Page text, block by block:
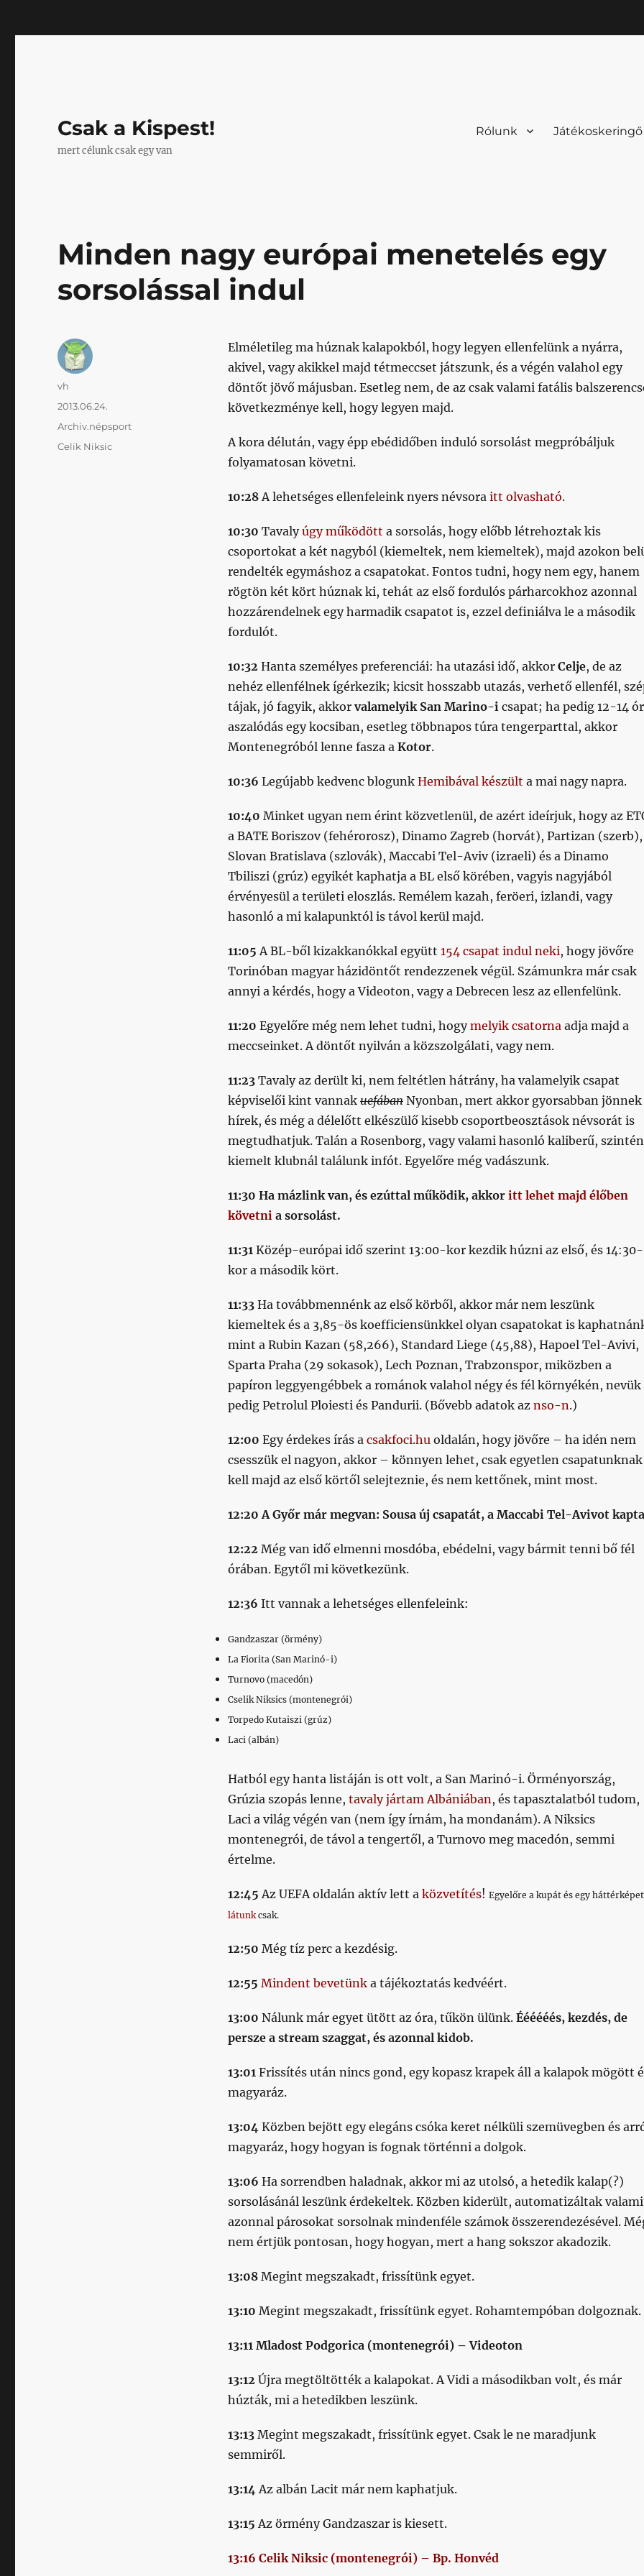
Csak a Kispest!
mert célunk csak egy van
Rólunk Játékoskeringő
Minden nagy európai menetelés egy
sorsolással indul
Elméletileg ma húznak kalapokból, hogy legyen ellenfelünk a nyárra,
akivel, vagy akikkel majd tétmeccset játszunk, és a végén valahol egy
döntőt jövő májusban. Esetleg nem, de az csak valami fatális
következménye kell, hogy legyen majd.
A kora délután, vagy épp ebédidőben induló sorsolást megpróbáljuk
folyamatosan követni.
10:28A lehetséges ellenfeleink nyers névsora itt olvasható.
10:30 Tavalyúgy működött a sorsolás, hogy előbb létrehoztak kis
csoportokat a két nagyból (kiemeltek, nem kiemeltek), majd azokon
rendelték egymáshoz a csapatokat. Fontos tudni, hogy nem egy, hanem
rögtön két kört húznak ki, tehát az első fordulós párharcokhoz azonnal
hozzárendelnek egy harmadik csapatot is, ezzel definiálva le a második
fordulót.
10:32Hanta személyes preferenciái: ha utazási idő, akkor Celje, de az
nehéz ellenfélnek ígérkezik; kicsit hosszabb utazás, verhető ellenfél,
tájak, jó fagyik, akkor valamelyik San Marino-i csapat; ha pedig 12-14
aszalódás egy kocsiban, esetleg többnapos túra tengerparttal, akkor
Montenegróból lenne fasza a Kotor.
10:36 Legújabb kedvenc blogunk Hemibával készült a mai nagy napra.
10:40 Minket ugyan nem érint közvetlenül, de azért ideírjuk, hogy az
a BATE Boriszov (fehérorosz), Dinamo Zagreb (horvát), Partizan (szerb),
Slovan Bratislava (szlovák), Maccabi Tel-Aviv (izraeli) és a Dinamo
Tbiliszi (grúz) egyikét kaphatja a BL első körében, vagyis nagyjából
érvényesül a területi eloszlás. Remélem kazah, feröeri, izlandi, vagy
hasonló a mi kalapunktól is távol kerül majd.
11:05 A BL-ből kizakkanókkal együtt 154 csapat indul neki, hogy jövőre
Torinóban magyar házidöntőt rendezzenek végül. Számunkra már csak
annyi a kérdés, hogy a Videoton, vagy a Debrecen lesz az ellenfelünk.
11:20 Egyelőre még nem lehet tudni, hogymelyik csatornaadja majd a
meccseinket. A döntőt nyilván a közszolgálati, vagy nem.
11:23Tavaly az derült ki, nem feltétlen hátrány, ha valamelyik csapat
képviselői kint vannak uefában Nyonban, mert akkor gyorsabban jönnek
hírek, és még a délelőtt elkészülő kisebb csoportbeosztások névsorát is
megtudhatjuk. Talán a Rosenborg, vagy valami hasonló kaliberű, szintén
kiemelt klubnál találunk infót. Egyelőre még vadászunk.
11:30 Ha mázlink van, és ezúttal működik, akkor itt lehet majd élőben
követnia sorsolást.
11:31Közép-európai idő szerint 13:00-kor kezdik húzni az első, és 14:30-
kor a második kört.
11:33Ha továbbmennénk az első körből, akkor már nem leszünk
kiemeltek és a 3,85-ös koefficiensünkkel olyan csapatokat is
mint a Rubin Kazan (58,266), Standard Liege (45,88), Hapoel Tel-Avivi,
Sparta Praha (29 sokasok), Lech Poznan, Trabzonspor, miközben a
papíron leggyengébbek a románok valahol négy és fél környékén, nevük
pedig Petrolul Ploiesti és Pandurii. (Bővebb adatok az nso-n.)
12:00 Egy érdekes írás a csakfoci.huoldalán, hogy jövőre – ha idén nem
csesszük el nagyon, akkor – könnyen lehet, csak egyetlen csapatunknak
kell majd az első körtől selejteznie, és nem kettőnek, mint most.
12:20 A Győr már megvan: Sousa új csapatát, a Maccabi Tel-Avivot
12:22 Még van idő elmenni mosdóba, ebédelni, vagy bármit tenni bő fél
órában. Egytől mi következünk.
12:36 Itt vannak a lehetséges ellenfeleink:
Gandzaszar (örmény)
La Fiorita (San Marinó-i)
Turnovo (macedón)
Cselik Niksics (montenegrói)
Torpedo Kutaiszi (grúz)
Laci (albán)
Hatból egy hanta listáján is ott volt, a San Marinó-i. Örményország,
Grúzia szopás lenne, tavaly jártam Albániában, és tapasztalatból tudom,
Laci a világ végén van (nem így írnám, ha mondanám). A Niksics
montenegrói, de távol a tengertől, a Turnovo meg macedón, semmi
értelme.
12:45 Az UEFA oldalán aktív lett a közvetítés! Egyelőre a kupát és egy háttérképet
látunkcsak.
12:50 Még tíz perc a kezdésig.
12:55 Mindent bevetünka tájékoztatás kedvéért.
13:00 Nálunk már egyet ütött az óra, tűkön ülünk. Éééééés, kezdés, de
persze a stream szaggat, és azonnal kidob.
13:01Frissítés után nincs gond, egy kopasz krapek áll a kalapok mögött
magyaráz.
13:04Közben bejött egy elegáns csóka keret nélküli szemüvegben és
magyaráz, hogy hogyan is fognak történni a dolgok.
13:06 Ha sorrendben haladnak, akkor mi az utolsó, a hetedik kalap(?)
sorsolásánál leszünk érdekeltek. Közben kiderült, automatizáltak
azonnal párosokat sorsolnak mindenféle számok összerendezésével.
nem értjük pontosan, hogy hogyan, mert a hang sokszor akadozik.
13:08Megint megszakadt, frissítünk egyet.
13:10 Megint megszakadt, frissítünk egyet. Rohamtempóban dolgoznak.
13:11 Mladost Podgorica (montenegrói) – Videoton
13:12 Újra megtöltötték a kalapokat. A Vidi a másodikban volt, és már
húzták, mi a hetedikben leszünk.
13:13Megint megszakadt, frissítünk egyet. Csak le ne maradjunk
semmiről.
13:14Az albán Lacit már nem kaphatjuk.
13:15 Az örmény Gandzaszar is kiesett.
13:16 Celik Niksic (montenegrói) – Bp. Honvéd
Szerző
vh
Közzétéve
2013.06.24.
Kategória
Archiv.népsport
Címke
Celik Niksic